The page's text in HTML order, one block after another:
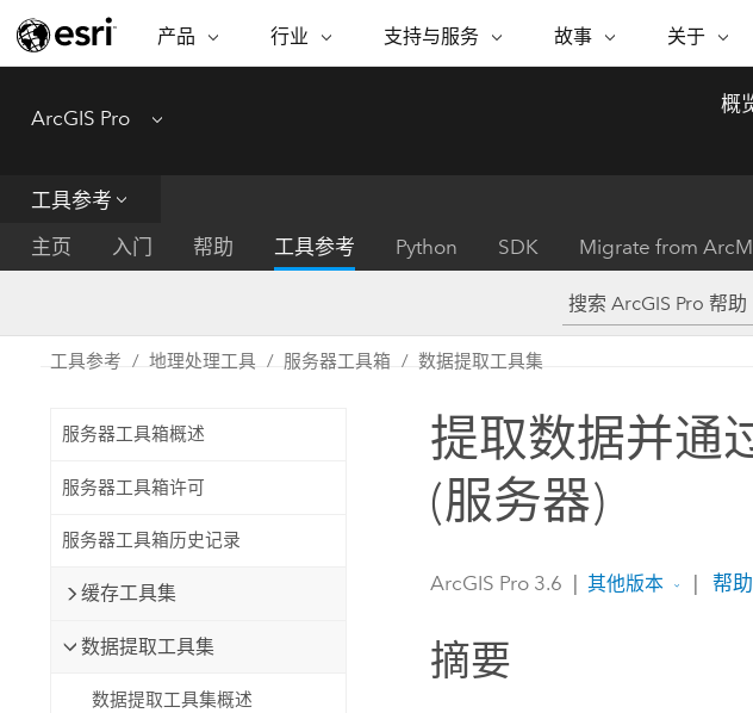
产品
ARCGIS
完整的 SaaS 制图平台
ArcGIS Enterprise
开发者技术
构建制图和空间分析应用程序
功能
将位置引入分析
集成、编辑和共享空间数据
行业
行业
保护
能源公用事业
州和地方政府
电信
交通运输
专题倡议
基础设施管理
者了解基础设施工程与周
探索基础设施管理
支持与服务
支持与服务 自助服务
文档
My Esri
故事
ESRI 故事
现实世界的全球 GIS 创新
客
所有故事
关于
关于 ESRI
合作伙伴
招贤纳士
联系我
ArcGIS Pro Menu
概
工具参考
主页
入门 帮助 工具参考 Python SDK Migrate from
工具参考 地理处理工具 服务器工具箱 数据提取工具集
服务器工具箱概述
服务器工具箱许可
服务器工具箱历史记录
缓存工具集
数据提取工具集
数据提取工具集概述
提取数据并通
(服务器)
ArcGIS Pro 3.6 其他版本 帮
摘要